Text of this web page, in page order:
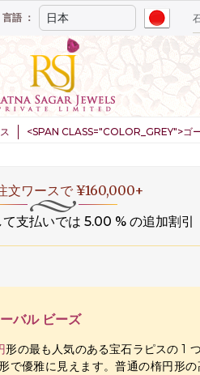
言語 ：
<SPAN CLASS="COLOR_GREY">ゴ
文ワースで ¥160,000+
支払いでは 5.00 % の追加割引
バル ビーズ
形の最も人気のある宝石ラピスの 1
で優雅に見えます。普通の楕円形